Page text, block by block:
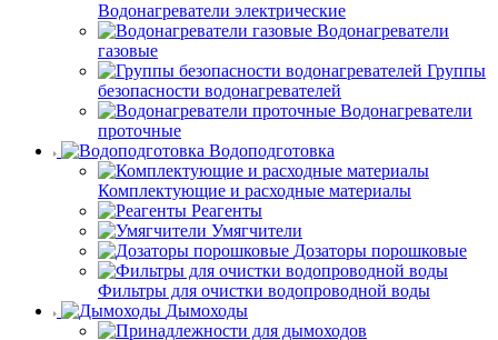
Водонагреватели электрические
Водонагреватели
газовые
Группы
безопасности водонагревателей
Водонагреватели
проточные
Водоподготовка
Комплектующие и расходные материалы
Реагенты
Умягчители
Дозаторы порошковые
Фильтры для очистки водопроводной воды
Дымоходы